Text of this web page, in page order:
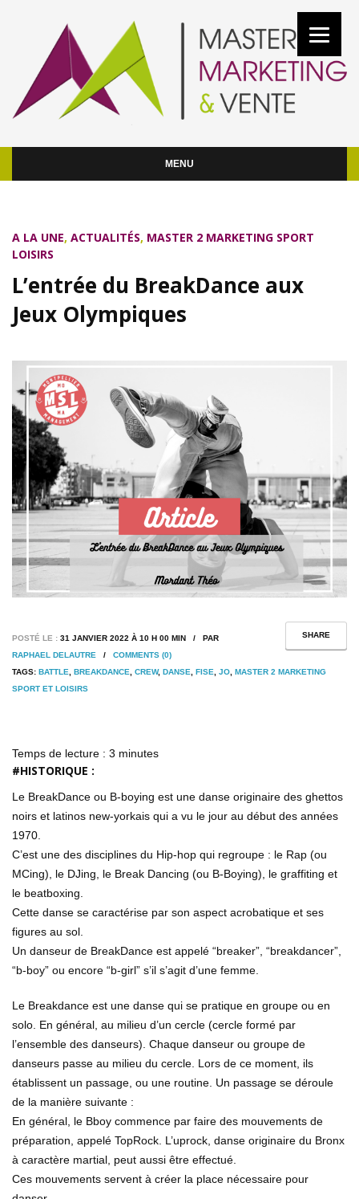
MENU
A LA UNE, ACTUALITÉS, MASTER 2 MARKETING SPORT
LOISIRS
L’entrée du BreakDance aux
Jeux Olympiques
SHARE
POSTÉ LE : 31 JANVIER 2022 À 10 H 00 MIN / PAR
RAPHAEL DELAUTRE / COMMENTS (0)
TAGS: BATTLE, BREAKDANCE, CREW, DANSE, FISE, JO, MASTER 2 MARKETING
SPORT ET LOISIRS
Temps de lecture : 3 minutes
#HISTORIQUE :
Le BreakDance ou B-boying est une danse originaire des ghettos
noirs et latinos new-yorkais qui a vu le jour au début des années
1970.
C’est une des disciplines du Hip-hop qui regroupe : le Rap (ou
MCing), le DJing, le Break Dancing (ou B-Boying), le graffiting et
le beatboxing.
Cette danse se caractérise par son aspect acrobatique et ses
figures au sol.
Un danseur de BreakDance est appelé “breaker”, “breakdancer”,
“b-boy” ou encore “b-girl” s’il s’agit d’une femme.
Le Breakdance est une danse qui se pratique en groupe ou en
solo. En général, au milieu d’un cercle (cercle formé par
l’ensemble des danseurs). Chaque danseur ou groupe de
danseurs passe au milieu du cercle. Lors de ce moment, ils
établissent un passage, ou une routine. Un passage se déroule
de la manière suivante :
En général, le Bboy commence par faire des mouvements de
préparation, appelé TopRock. L’uprock, danse originaire du Bronx
à caractère martial, peut aussi être effectué.
Ces mouvements servent à créer la place nécessaire pour